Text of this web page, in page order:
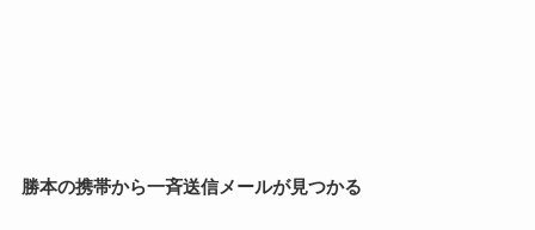
勝本の携帯から一斉送信メールが見つかる